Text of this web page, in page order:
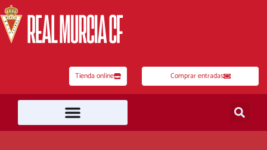
al
contenido
Tienda online Comprar entradas